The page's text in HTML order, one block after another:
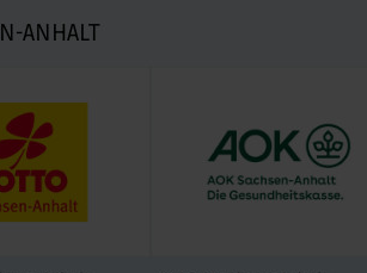
ANHALT